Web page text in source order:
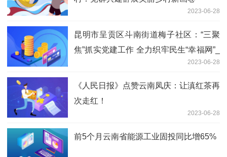
2023-06-28
昆明市呈贡区斗南街道梅子社区：“三聚
焦”抓实党建工作 全力织牢民生“幸福网”_
2023-06-28
《人民日报》点赞云南凤庆：让滇红茶再
次走红！
2023-06-28
前5个月云南省能源工业固投同比增65%